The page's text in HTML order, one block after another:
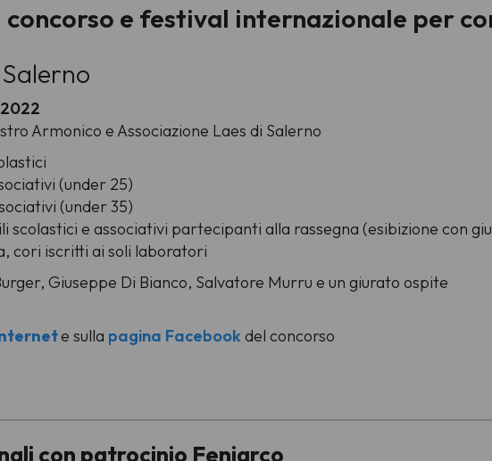
e festival internazionale per
Armonico e Associazione Laes di Salerno
(under 25)
(under 35)
scolastici e associativi partecipanti alla rassegna (esibizione con
cori iscritti ai soli laboratori
Giuseppe Di Bianco, Salvatore Murru e un giurato ospite
e sulla pagina Facebook del concorso
con patrocinio Feniarco